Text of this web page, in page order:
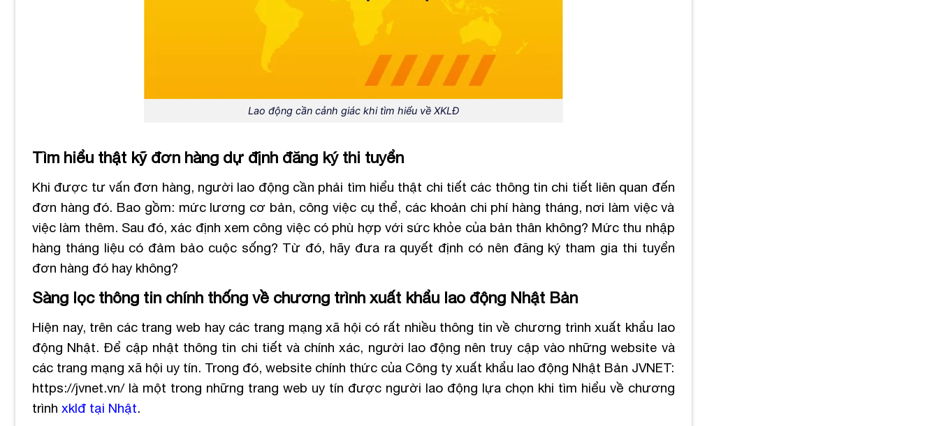
Lao động cần cảnh giác khi tìm hiểu về XKLĐ
Tìm hiểu thật kỹ đơn hàng dự định đăng ký thi tuyển
Khi được tư vấn đơn hàng, người lao động cần phải tìm hiểu thật chi tiết các thông tin chi tiết liên quan đến
đơn hàng đó. Bao gồm: mức lương cơ bản, công việc cụ thể, các khoản chi phí hàng tháng, nơi làm việc và
việc làm thêm. Sau đó, xác định xem công việc có phù hợp với sức khỏe của bản thân không? Mức thu nhập
hàng tháng liệu có đảm bảo cuộc sống? Từ đó, hãy đưa ra quyết định có nên đăng ký tham gia thi tuyển
đơn hàng đó hay không?
Sàng lọc thông tin chính thống về chương trình xuất khẩu lao động Nhật Bản
Hiện nay, trên các trang web hay các trang mạng xã hội có rất nhiều thông tin về chương trình xuất khẩu lao
động Nhật. Để cập nhật thông tin chi tiết và chính xác, người lao động nên truy cập vào những website và
các trang mạng xã hội uy tín. Trong đó, website chính thức của Công ty xuất khẩu lao động Nhật Bản JVNET:
https://jvnet.vn/ là một trong những trang web uy tín được người lao động lựa chọn khi tìm hiểu về chương
trình xklđ tại Nhật.